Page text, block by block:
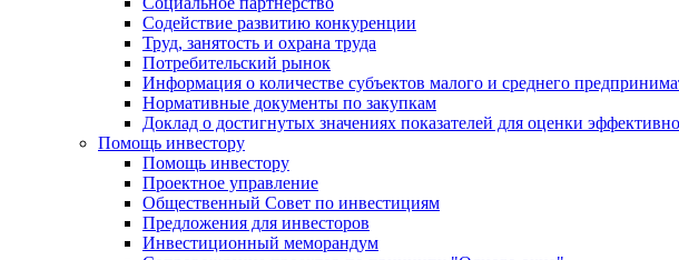
Содействие развитию конкуренции
Труд, занятость и охрана труда
Потребительский рынок
Информация о количестве субъектов малого и среднего
Нормативные документы по закупкам
Доклад о достигнутых значениях показателей для оценки
Помощь инвестору
Помощь инвестору
Проектное управление
Общественный Совет по инвестициям
Предложения для инвесторов
Инвестиционный меморандум